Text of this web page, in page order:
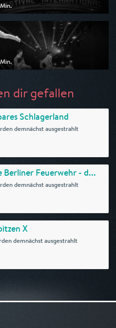
dir gefallen
Schlagerland
demnächst ausgestrahlt
Berliner Feuerwehr - d...
demnächst ausgestrahlt
X
demnächst ausgestrahlt